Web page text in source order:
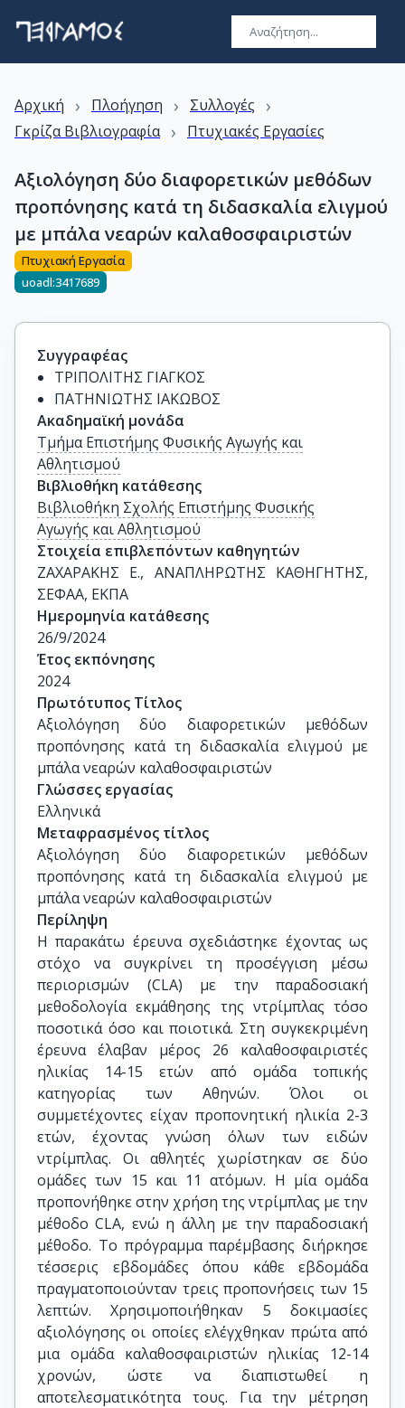
Αρχική › Πλοήγηση › Συλλογές ›
Γκρίζα Βιβλιογραφία › Πτυχιακές Εργασίες
Αξιολόγηση δύο διαφορετικών μεθόδων
προπόνησης κατά τη διδασκαλία ελιγμού
με μπάλα νεαρών καλαθοσφαιριστών
Πτυχιακή Εργασία
uoadl:3417689
Συγγραφέας
ΤΡΙΠΟΛΙΤΗΣ ΓΙΑΓΚΟΣ
ΠΑΤΗΝΙΩΤΗΣ ΙΑΚΩΒΟΣ
Ακαδημαϊκή μονάδα
Τμήμα Επιστήμης Φυσικής Αγωγής και
Αθλητισμού
Βιβλιοθήκη κατάθεσης
Βιβλιοθήκη Σχολής Επιστήμης Φυσικής
Αγωγής και Αθλητισμού
Στοιχεία επιβλεπόντων καθηγητών
ΖΑΧΑΡΑΚΗΣ Ε., ΑΝΑΠΛΗΡΩΤΗΣ ΚΑΘΗΓΗΤΗΣ,
ΣΕΦΑΑ, ΕΚΠΑ
Ημερομηνία κατάθεσης
26/9/2024
Έτος εκπόνησης
2024
Πρωτότυπος Τίτλος
Αξιολόγηση δύο διαφορετικών μεθόδων
προπόνησης κατά τη διδασκαλία ελιγμού με
μπάλα νεαρών καλαθοσφαιριστών
Γλώσσες εργασίας
Ελληνικά
Μεταφρασμένος τίτλος
Αξιολόγηση δύο διαφορετικών μεθόδων
προπόνησης κατά τη διδασκαλία ελιγμού με
μπάλα νεαρών καλαθοσφαιριστών
Περίληψη
Η παρακάτω έρευνα σχεδιάστηκε έχοντας ως
στόχο να συγκρίνει τη προσέγγιση μέσω
περιορισμών (CLA) με την παραδοσιακή
μεθοδολογία εκμάθησης της ντρίμπλας τόσο
ποσοτικά όσο και ποιοτικά. Στη συγκεκριμένη
έρευνα έλαβαν μέρος 26 καλαθοσφαιριστές
ηλικίας 14-15 ετών από ομάδα τοπικής
κατηγορίας των Αθηνών. Όλοι οι
συμμετέχοντες είχαν προπονητική ηλικία 2-3
ετών, έχοντας γνώση όλων των ειδών
ντρίμπλας. Οι αθλητές χωρίστηκαν σε δύο
ομάδες των 15 και 11 ατόμων. Η μία ομάδα
προπονήθηκε στην χρήση της ντρίμπλας με την
μέθοδο CLA, ενώ η άλλη με την παραδοσιακή
μέθοδο. Το πρόγραμμα παρέμβασης διήρκησε
τέσσερις εβδομάδες όπου κάθε εβδομάδα
πραγματοποιούνταν τρεις προπονήσεις των 15
λεπτών. Χρησιμοποιήθηκαν 5 δοκιμασίες
αξιολόγησης οι οποίες ελέγχθηκαν πρώτα από
μια ομάδα καλαθοσφαιριστών ηλικίας 12-14
χρονών, ώστε να διαπιστωθεί η
αποτελεσματικότητα τους. Για την μέτρηση